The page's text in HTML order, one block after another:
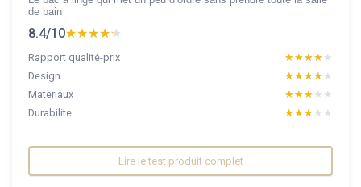
de bain
8.4/10★★★★★
★★★★★
Rapport qualité-prix ★★★★★
★★★★★
Design
★★★★★
★★★★★
Materiaux
★★★★★
★★★★★
Durabilite
★★★★★
★★★★★
Lire le test produit complet